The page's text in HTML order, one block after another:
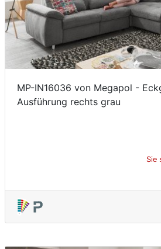
MP-IN16036 von Megapol -
Ausführung rechts grau
Sie